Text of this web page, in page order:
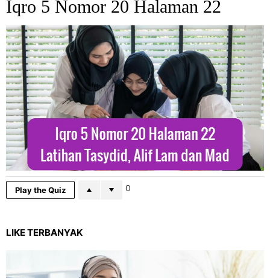
Iqro 5 Nomor 20 Halaman 22
Play the Quiz 0
LIKE TERBANYAK